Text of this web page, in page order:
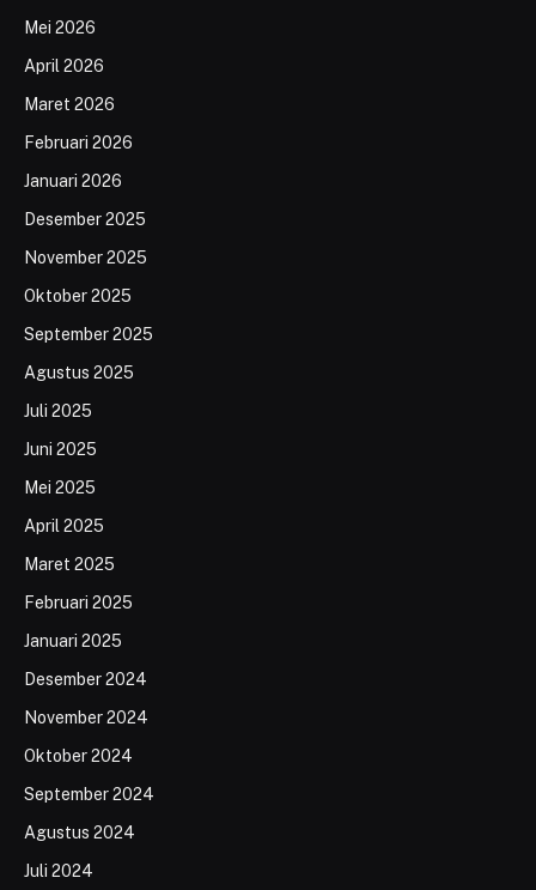
Mei 2026
April 2026
Maret 2026
Februari 2026
Januari 2026
Desember 2025
November 2025
Oktober 2025
September 2025
Agustus 2025
Juli 2025
Juni 2025
Mei 2025
April 2025
Maret 2025
Februari 2025
Januari 2025
Desember 2024
November 2024
Oktober 2024
September 2024
Agustus 2024
Juli 2024